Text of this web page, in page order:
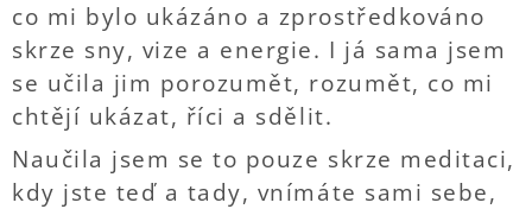
co mi bylo ukázáno a zprostředkováno
skrze sny, vize a energie. I já sama jsem
se učila jim porozumět, rozumět, co mi
chtějí ukázat, říci a sdělit.
Naučila jsem se to pouze skrze meditaci,
kdy jste teď a tady, vnímáte sami sebe,